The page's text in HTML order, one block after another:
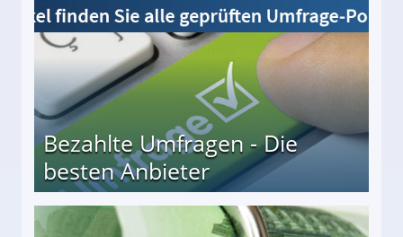
Bezahlte Umfragen - Die
besten Anbieter